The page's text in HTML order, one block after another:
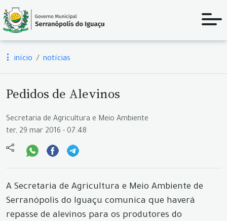
início notícias
Pedidos de Alevinos
Secretaria de Agricultura e Meio Ambiente
ter, 29 mar 2016 - 07:48
A Secretaria de Agricultura e Meio Ambiente de
Serranópolis do Iguaçu comunica que haverá
repasse de alevinos para os produtores do